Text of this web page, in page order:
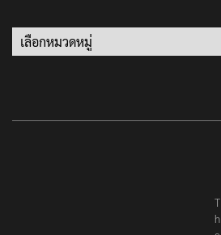
Categories
T
h